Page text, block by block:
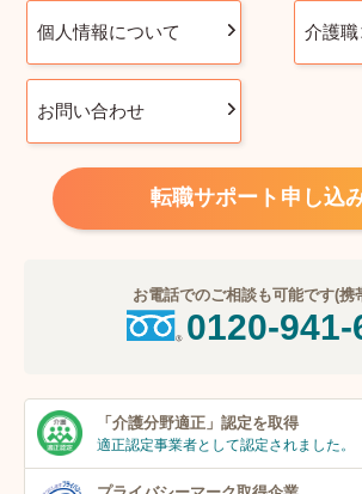
個人情報について 介護職
お問い合わせ
転職サポート申し込
お電話でのご相談も可能です(携
0120-941-
「介護分野適正」 認定を取得
適正認定事業者として認定されました。